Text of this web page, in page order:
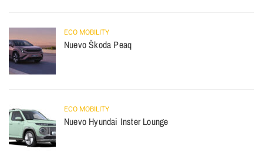
ECO MOBILITY
Nuevo Škoda Peaq
ECO MOBILITY
Nuevo Hyundai Inster Lounge